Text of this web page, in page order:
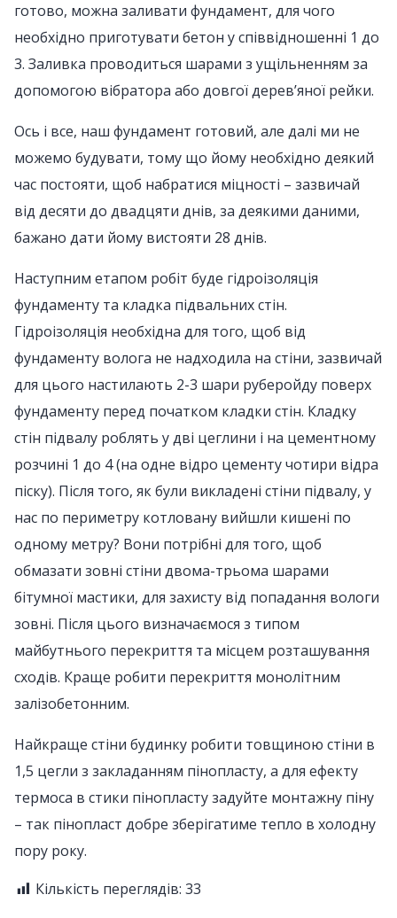
готово, можна заливати фундамент, для чого
необхідно приготувати бетон у співвідношенні 1 до
3. Заливка проводиться шарами з ущільненням за
допомогою вібратора або довгої дерев’яної рейки.
Ось і все, наш фундамент готовий, але далі ми не
можемо будувати, тому що йому необхідно деякий
час постояти, щоб набратися міцності – зазвичай
від десяти до двадцяти днів, за деякими даними,
бажано дати йому вистояти 28 днів.
Наступним етапом робіт буде гідроізоляція
фундаменту та кладка підвальних стін.
Гідроізоляція необхідна для того, щоб від
фундаменту волога не надходила на стіни, зазвичай
для цього настилають 2-3 шари руберойду поверх
фундаменту перед початком кладки стін. Кладку
стін підвалу роблять у дві цеглини і на цементному
розчині 1 до 4 (на одне відро цементу чотири відра
піску). Після того, як були викладені стіни підвалу, у
нас по периметру котловану вийшли кишені по
одному метру? Вони потрібні для того, щоб
обмазати зовні стіни двома-трьома шарами
бітумної мастики, для захисту від попадання вологи
зовні. Після цього визначаємося з типом
майбутнього перекриття та місцем розташування
сходів. Краще робити перекриття монолітним
залізобетонним.
Найкраще стіни будинку робити товщиною стіни в
1,5 цегли з закладанням пінопласту, а для ефекту
термоса в стики пінопласту задуйте монтажну піну
– так пінопласт добре зберігатиме тепло в холодну
пору року.
Кількість переглядів: 33